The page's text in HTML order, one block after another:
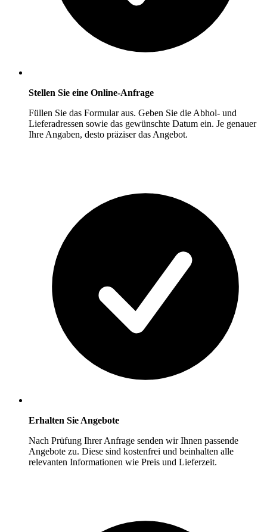
Stellen Sie eine Online-Anfrage
Füllen Sie das Formular aus. Geben Sie die Abhol- und
Lieferadressen sowie das gewünschte Datum ein. Je genauer
Ihre Angaben, desto präziser das Angebot.
Erhalten Sie Angebote
Nach Prüfung Ihrer Anfrage senden wir Ihnen passende
Angebote zu. Diese sind kostenfrei und beinhalten alle
relevanten Informationen wie Preis und Lieferzeit.